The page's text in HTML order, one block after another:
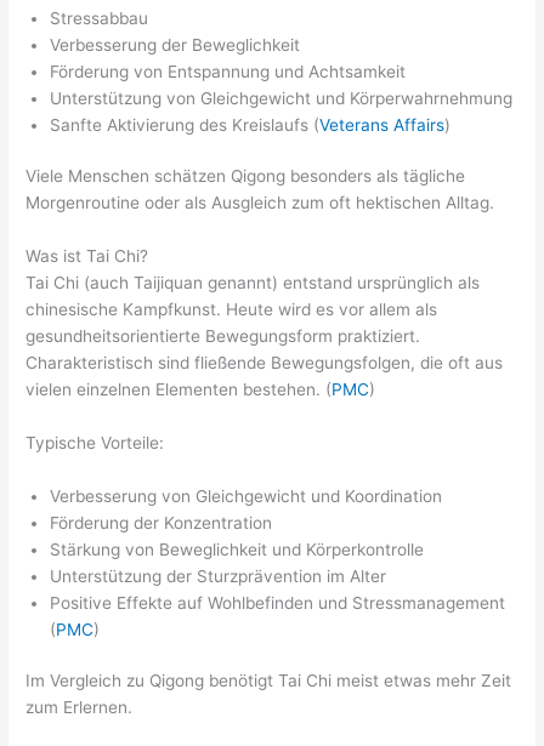
Stressabbau
Verbesserung der Beweglichkeit
Förderung von Entspannung und Achtsamkeit
Unterstützung von Gleichgewicht und Körperwahrnehmung
Sanfte Aktivierung des Kreislaufs (Veterans Affairs)
Viele Menschen schätzen Qigong besonders als tägliche
Morgenroutine oder als Ausgleich zum oft hektischen Alltag.
Was ist Tai Chi?
Tai Chi (auch Taijiquan genannt) entstand ursprünglich als
chinesische Kampfkunst. Heute wird es vor allem als
gesundheitsorientierte Bewegungsform praktiziert.
Charakteristisch sind fließende Bewegungsfolgen, die oft aus
vielen einzelnen Elementen bestehen. (PMC)
Typische Vorteile:
Verbesserung von Gleichgewicht und Koordination
Förderung der Konzentration
Stärkung von Beweglichkeit und Körperkontrolle
Unterstützung der Sturzprävention im Alter
Positive Effekte auf Wohlbefinden und Stressmanagement
(PMC)
Im Vergleich zu Qigong benötigt Tai Chi meist etwas mehr Zeit
zum Erlernen.